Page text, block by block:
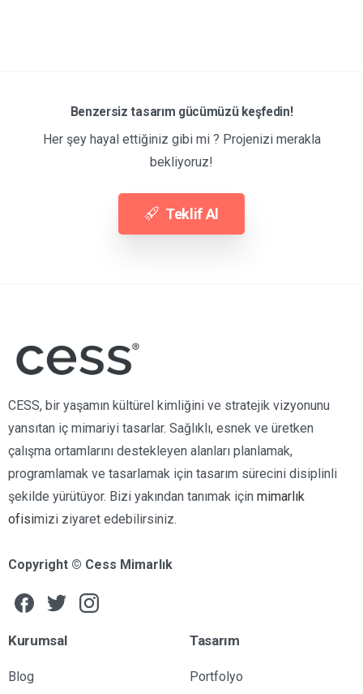
Benzersiz tasarım gücümüzü keşfedin!
Her şey hayal ettiğiniz gibi mi ? Projenizi merakla
bekliyoruz!
Teklif Al
CESS, bir yaşamın kültürel kimliğini ve stratejik vizyonunu
yansıtan iç mimariyi tasarlar. Sağlıklı, esnek ve üretken
çalışma ortamlarını destekleyen alanları planlamak,
programlamak ve tasarlamak için tasarım sürecini disiplinli
şekilde yürütüyor. Bizi yakından tanımak için mimarlık
ofisimizi ziyaret edebilirsiniz.
Copyright © Cess Mimarlık
Kurumsal
Blog
Tasarım
Portfolyo